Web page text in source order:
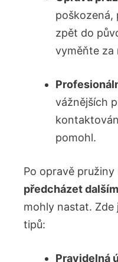
⁢poškozená,
zpět ‍do⁢
vyměňte za
vážnějších
pomohl.
Po opravě
předcházet
mohly nastat.
tipů:
Pravidelná